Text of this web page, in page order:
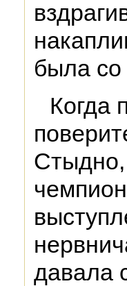
была со
Когда
Стыдно,
давала